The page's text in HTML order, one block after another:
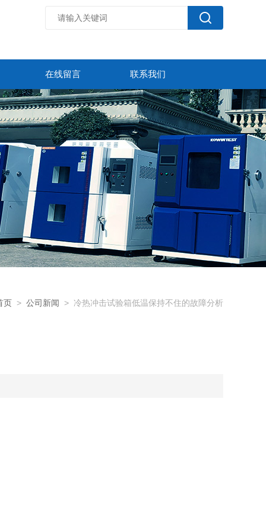
在线留言 联系我们
页 > 公司新闻 > 冷热冲击试验箱低温保持不住的故障分析